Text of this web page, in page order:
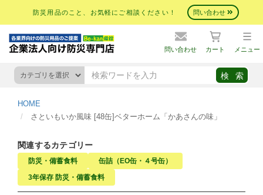
防災用品のこと、お気軽にご相談ください！ 問い合わせ
問い合わせ カート メニュー
HOME
さといもいか風味 [48缶]ベターホーム「かあさんの味」
関連するカテゴリー
防災・備蓄食料
缶詰（EO缶・４号缶）
3年保存 防災・備蓄食料